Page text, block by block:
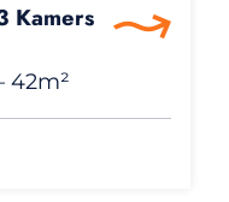
Kamers
42m²